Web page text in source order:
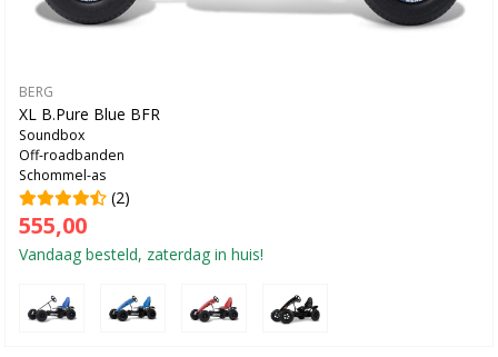
BERG
XL B.Pure Blue BFR
Soundbox
Off-roadbanden
Schommel-as
(2)
555,00
Vandaag besteld, zaterdag in huis!